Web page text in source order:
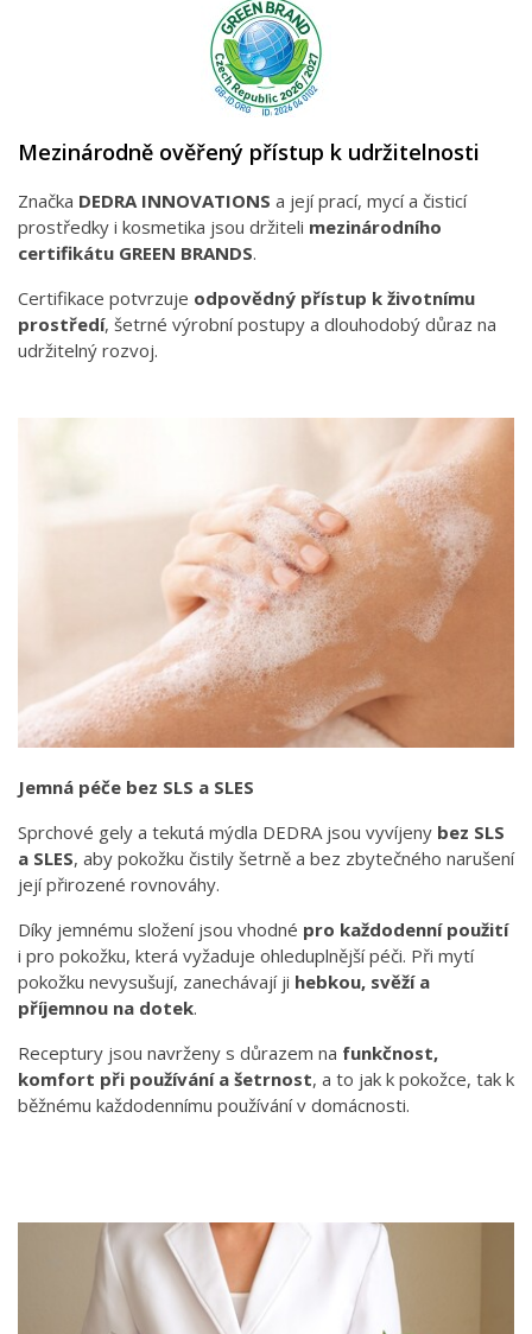
Mezinárodně ověřený přístup k udržitelnosti
Značka DEDRA INNOVATIONS a její prací, mycí a čisticí
prostředky i kosmetika jsou držiteli mezinárodního
certifikátu GREEN BRANDS.
Certifikace potvrzuje odpovědný přístup k životnímu
prostředí, šetrné výrobní postupy a dlouhodobý důraz na
udržitelný rozvoj.
Jemná péče bez SLS a SLES
Sprchové gely a tekutá mýdla DEDRA jsou vyvíjeny bez SLS
a SLES, aby pokožku čistily šetrně a bez zbytečného narušení
její přirozené rovnováhy.
Díky jemnému složení jsou vhodné pro každodenní použití
i pro pokožku, která vyžaduje ohleduplnější péči. Při mytí
pokožku nevysušují, zanechávají ji hebkou, svěží a
příjemnou na dotek.
Receptury jsou navrženy s důrazem na funkčnost,
komfort při používání a šetrnost, a to jak k pokožce, tak k
běžnému každodennímu používání v domácnosti.